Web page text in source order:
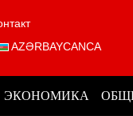
AZƏRBAYCANCA
ЭКОНОМИКА